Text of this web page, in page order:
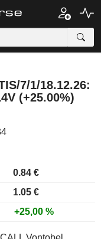
7/1/18.12.26:
(+25.00%)
0.84 €
1.05 €
+25,00 %